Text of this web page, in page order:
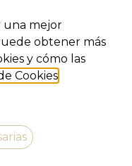
una mejor
obtener más
y cómo las
Cookies